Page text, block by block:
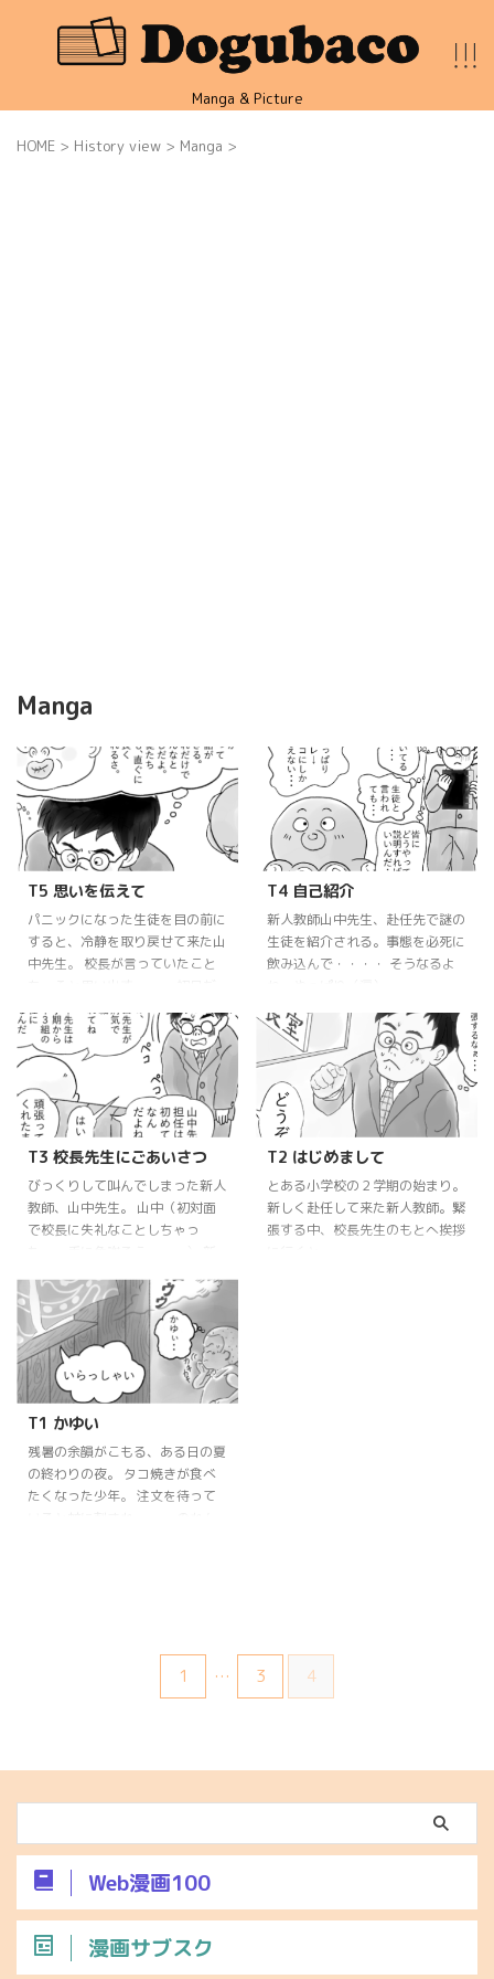
Manga & Picture
HOME > History view > Manga >
Manga
T5 思いを伝えて
パニックになった生徒を目の前に
すると、冷静を取り戻せて来た山
中先生。 校長が言っていたこと
あるよね。
T4 自己紹介
新人教師山中先生、赴任先で謎の
生徒を紹介される。事態を必死に
飲み込んで・・・・ そうなるよ
T3 校長先生にごあいさつ
びっくりして叫んでしまった新人
教師、山中先生。 山中（初対面
で校長に失礼なことしちゃっ
T2 はじめまして
とある小学校の２学期の始まり。
新しく赴任して来た新人教師。緊
張する中、校長先生のもとへ挨拶
T1 かゆい
残暑の余韻がこもる、ある日の夏
の終わりの夜。 タコ焼きが食べ
たくなった少年。 注文を待って
1 … 3 4
Web漫画100
漫画サブスク